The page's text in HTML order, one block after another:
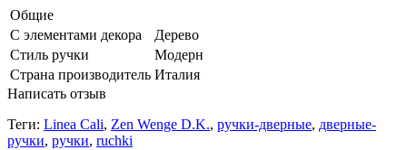
Общие
С элементами декора
Дерево
Стиль ручки
Модерн
Страна производитель Италия
Написать отзыв
Теги: Linea Cali, Zen Wenge D.K., ручки-дверные, дверные-
ручки, ручки, ruchki